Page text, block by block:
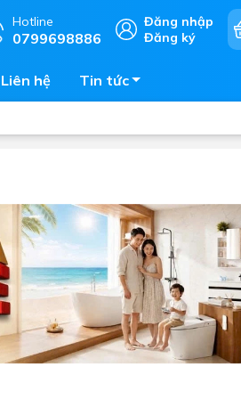
Hotline
0799698886
Đăng nhập
Đăng ký
Bếp điện - bếp từ âm bàn
Vòi chậu rửa chén
Bếp gas âm bàn
Máy hút khói - hút mùi
Lò vi sóng - lò nướng - lò hấp
Phụ kiện nhà bếp
Liên hệ Tin tức